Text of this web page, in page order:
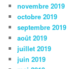
novembre 2019
octobre 2019
septembre 2019
août 2019
juillet 2019
juin 2019